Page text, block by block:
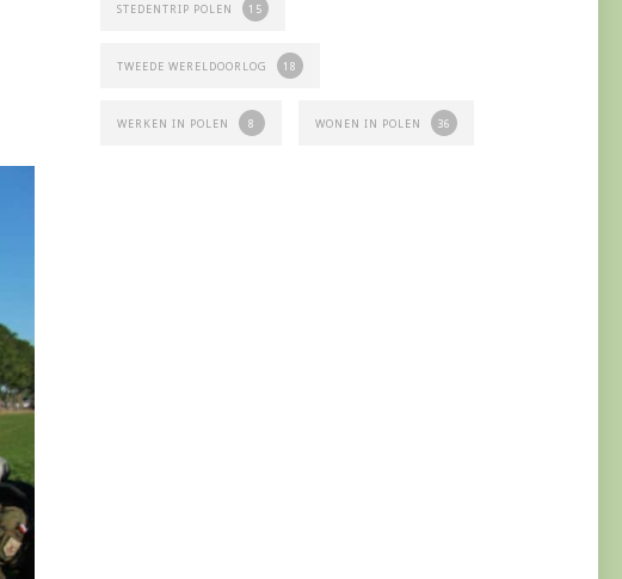
STEDENTRIP POLEN 15
TWEEDE WERELDOORLOG 18
WERKEN IN POLEN 8 WONEN IN POLEN 36